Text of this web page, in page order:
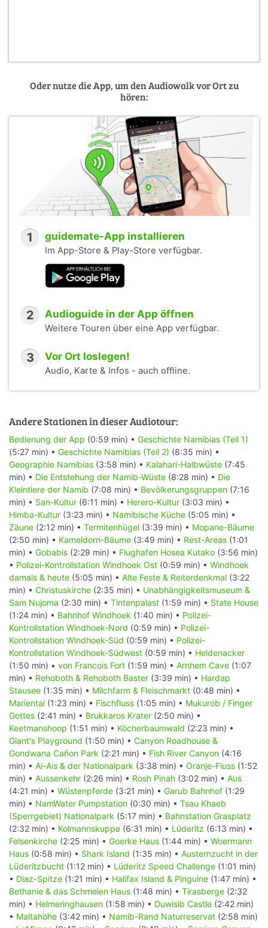
Oder nutze die App, um den Audiowalk vor Ort zu
hören:
1 guidemate-App installieren
Im App-Store & Play-Store verfügbar.
2 Audioguide in der App öffnen
Weitere Touren über eine App verfügbar.
3 Vor Ort loslegen!
Audio, Karte & Infos - auch offline.
Andere Stationen in dieser Audiotour:
Bedienung der App (0:59 min) • Geschichte Namibias (Teil 1)
(5:27 min) • Geschichte Namibias (Teil 2) (8:35 min) •
Geographie Namibias (3:58 min) • Kalahari-Halbwüste (7:45
min) • Die Entstehung der Namib-Wüste (8:28 min) • Die
Kleintiere der Namib (7:08 min) • Bevölkerungsgruppen (7:16
min) • San-Kultur (6:11 min) • Herero-Kultur (3:03 min) •
Himba-Kultur (3:23 min) • Namibische Küche (5:05 min) •
Zäune (2:12 min) • Termitenhügel (3:39 min) • Mopane-Bäume
(2:50 min) • Kameldorn-Bäume (3:49 min) • Rest-Areas (1:01
min) • Gobabis (2:29 min) • Flughafen Hosea Kutako (3:56 min)
• Polizei-Kontrollstation Windhoek Ost (0:59 min) • Windhoek
damals & heute (5:05 min) • Alte Feste & Reiterdenkmal (3:22
min) • Christuskirche (2:35 min) • Unabhängigkeitsmuseum &
Sam Nujoma (2:30 min) • Tintenpalast (1:59 min) • State House
(1:24 min) • Bahnhof Windhoek (1:40 min) • Polizei-
Kontrollstation Windhoek-Nord (0:59 min) • Polizei-
Kontrollstation Windhoek-Süd (0:59 min) • Polizei-
Kontrollstation Windhoek-Südwest (0:59 min) • Heldenacker
(1:50 min) • von Francois Fort (1:59 min) • Arnhem Cave (1:07
min) • Rehoboth & Rehoboth Baster (3:39 min) • Hardap
Stausee (1:35 min) • Milchfarm & Fleischmarkt (0:48 min) •
Mariental (1:23 min) • Fischfluss (1:05 min) • Mukurob / Finger
Gottes (2:41 min) • Brukkaros Krater (2:50 min) •
Keetmanshoop (1:51 min) • Köcherbaumwald (2:23 min) •
Giant's Playground (1:50 min) • Canyon Roadhouse &
Gondwana Cañon Park (2:21 min) • Fish River Canyon (4:16
min) • Ai-Ais & der Nationalpark (3:38 min) • Oranje-Fluss (1:52
min) • Aussenkehr (2:26 min) • Rosh Pinah (3:02 min) • Aus
(4:21 min) • Wüstenpferde (3:21 min) • Garub Bahnhof (1:29
min) • NamWater Pumpstation (0:30 min) • Tsau Khaeb
(Sperrgebiet) Nationalpark (5:17 min) • Bahnstation Grasplatz
(2:32 min) • Kolmannskuppe (6:31 min) • Lüderitz (6:13 min) •
Felsenkirche (2:25 min) • Goerke Haus (1:44 min) • Woermann
Haus (0:58 min) • Shark Island (1:35 min) • Austernzucht in der
Lüderitzbucht (1:12 min) • Lüderitz Speed Challenge (1:01 min)
• Diaz-Spitze (1:21 min) • Halifax Island & Pinguine (1:47 min) •
Bethanie & das Schmelen Haus (1:48 min) • Tirasberge (2:32
min) • Helmeringhausen (1:58 min) • Duwisib Castle (2:42 min)
• Maltahöhe (3:42 min) • Namib-Rand Naturreservat (2:58 min)